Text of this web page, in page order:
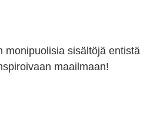
monipuolisia sisältöjä entistä
maailmaan!